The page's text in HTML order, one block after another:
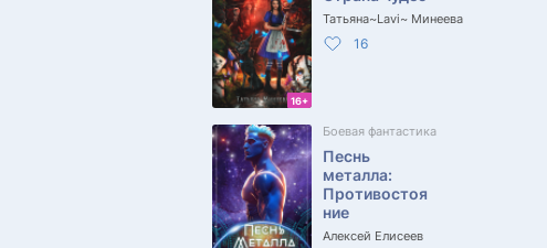
16+
Татьяна~Lavi~ Минеева
16
Боевая фантастика
Песнь
металла:
Противостоя
ние
Алексей Елисеев